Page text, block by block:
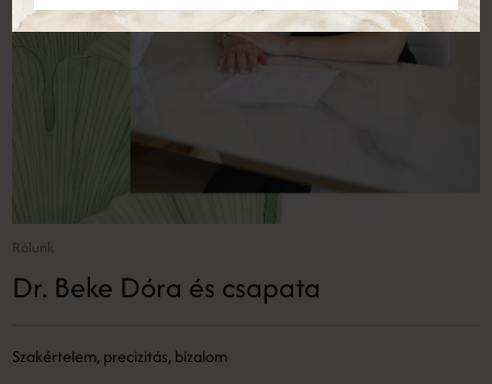
Rólunk
Dr. Beke Dóra és csapata
Szakértelem, precizitás, bizalom